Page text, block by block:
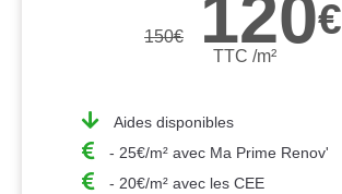
150€ 120€
TTC /m²
Aides disponibles
- 25€/m² avec Ma Prime Renov'
- 20€/m² avec les CEE